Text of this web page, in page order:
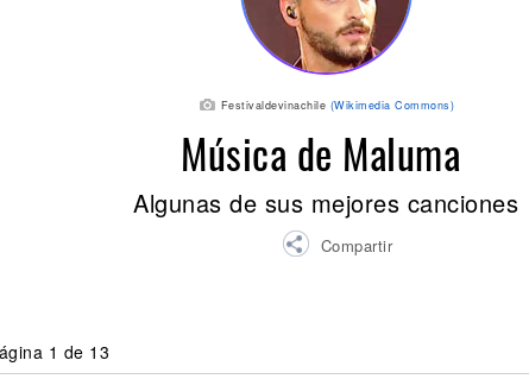
Festivaldevinachile (Wikimedia Commons)
Música de Maluma
Algunas de sus mejores canciones
Compartir
1 de 13